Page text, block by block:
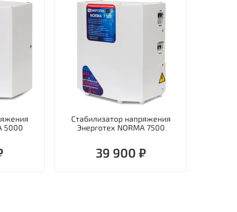
5000
Стабилизатор напряжения
Энерготех NORMA 7500
39 900 ₽